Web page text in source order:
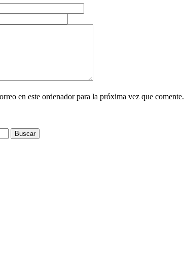
en este ordenador para la próxima vez que comente.
Buscar